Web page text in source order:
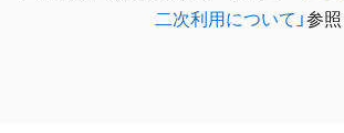
二次利用について」参照